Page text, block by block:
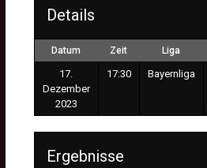
Details
Datum Zeit Liga
17.
Dezember
2023
17:30 Bayernliga
Ergebnisse